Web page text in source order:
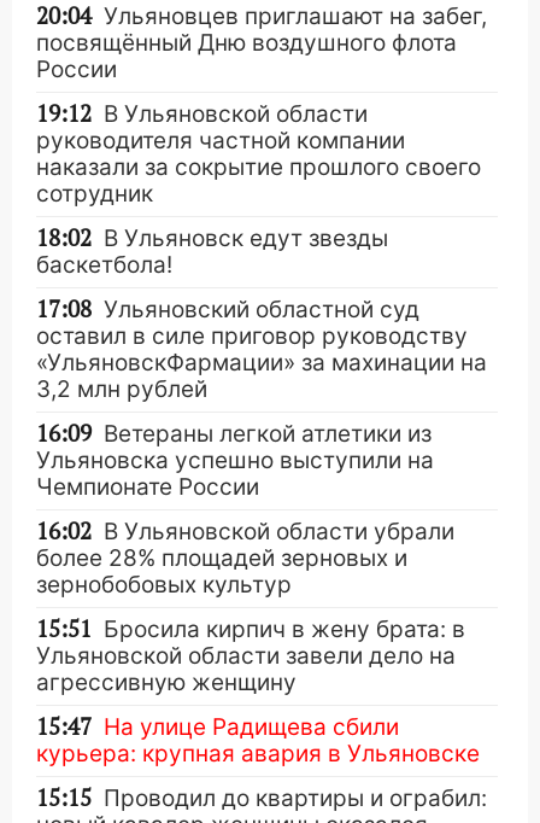
20:04 Ульяновцев приглашают на забег,
посвящённый Дню воздушного флота
России
19:12 В Ульяновской области
руководителя частной компании
наказали за сокрытие прошлого своего
сотрудник
18:02 В Ульяновск едут звезды
баскетбола!
17:08 Ульяновский областной суд
оставил в силе приговор руководству
«УльяновскФармации» за махинации на
3,2 млн рублей
16:09 Ветераны легкой атлетики из
Ульяновска успешно выступили на
Чемпионате России
16:02 В Ульяновской области убрали
более 28% площадей зерновых и
зернобобовых культур
15:51 Бросила кирпич в жену брата: в
Ульяновской области завели дело на
агрессивную женщину
15:47 На улице Радищева сбили
курьера: крупная авария в Ульяновске
15:15 Проводил до квартиры и ограбил: